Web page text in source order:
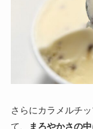
さらにカラメルチ
て、
まろやかさの